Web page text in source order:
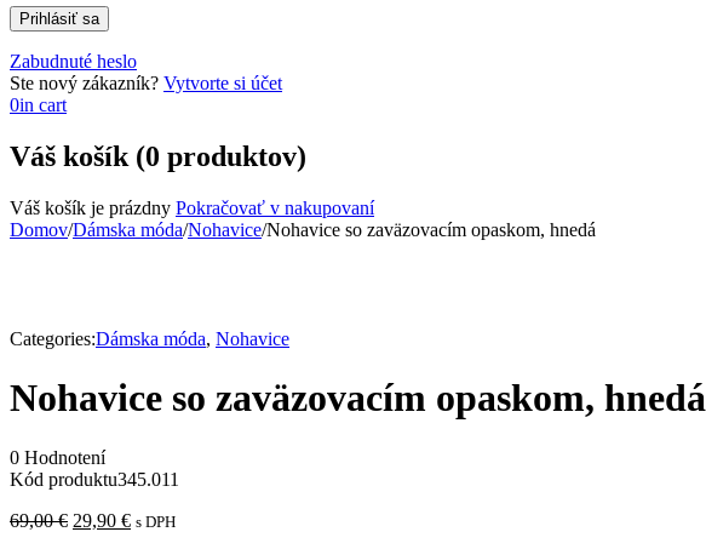
Zabudnuté heslo
Ste nový zákazník? Vytvorte si účet
0in cart
Váš košík (0 produktov)
Váš košík je prázdny Pokračovať v nakupovaní
Domov/Dámska móda/Nohavice/Nohavice so zaväzovacím opaskom, hnedá
Categories:Dámska móda, Nohavice
Nohavice so zaväzovacím opaskom, hnedá
0 Hodnotení
Kód produktu345.011
69,00€ Pôvodná
29,90 €Aktuálna
s DPH